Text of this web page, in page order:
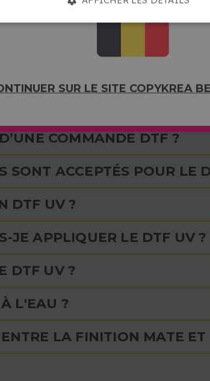
SUR LE SITE COPYKREA
COMMANDE DTF ?
STOCKER LE DTF ?
DE MÈTRES DE DTF
COMMANDE DTF ?
SONT ACCEPTÉS POUR LE
DTF UV ?
JE APPLIQUER LE DTF UV ?
DTF UV ?
L'EAU ?
LA FINITION MATE